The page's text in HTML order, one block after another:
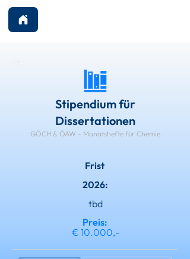
Stipendium für
Dissertationen
GÖCH & ÖAW - Monatshefte für Chemie
Frist
2026:
tbd
Preis:
€ 10.000,-